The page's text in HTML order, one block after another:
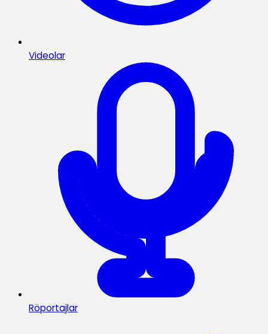
Videolar
Röportajlar